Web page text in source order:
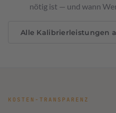
nötig ist — und wann
Alle Kalibrierleistungen
KOSTEN-TRANSPARENZ